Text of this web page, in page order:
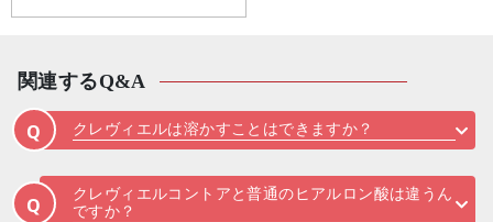
関連するQ&A
Q クレヴィエルは溶かすことはできますか？
Q
クレヴィエルコントアと普通のヒアルロン酸は違うん
ですか？